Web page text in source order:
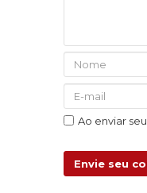
Ao enviar
Envie seu